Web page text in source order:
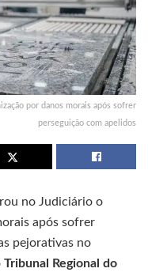
por danos morais após sofrer
perseguição com apelidos
no Judiciário o
após sofrer
pejorativas no
Tribunal Regional do